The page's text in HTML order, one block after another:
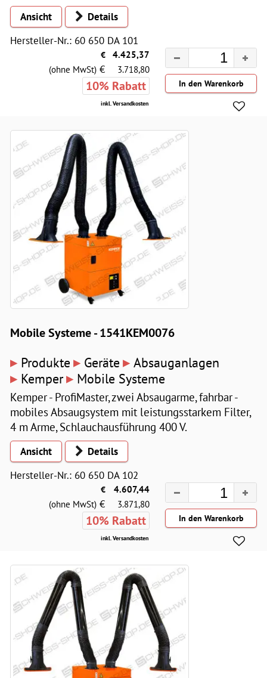
Ansicht
Details
Hersteller-Nr.: 60 650 DA 101
€
4.425,37
(ohne MwSt) € 3.718,80
10% Rabatt
inkl. Versandkosten
Mobile Systeme - 1541KEM0076
▸ Produkte ▸ Geräte ▸ Absauganlagen
▸ Kemper▸ Mobile Systeme
Kemper - ProfiMaster, zwei Absaugarme, fahrbar -
mobiles Absaugsystem mit leistungsstarkem Filter,
4 m Arme, Schlauchausführung 400 V.
Ansicht
Details
Hersteller-Nr.: 60 650 DA 102
€
4.607,44
(ohne MwSt) € 3.871,80
10% Rabatt
inkl. Versandkosten